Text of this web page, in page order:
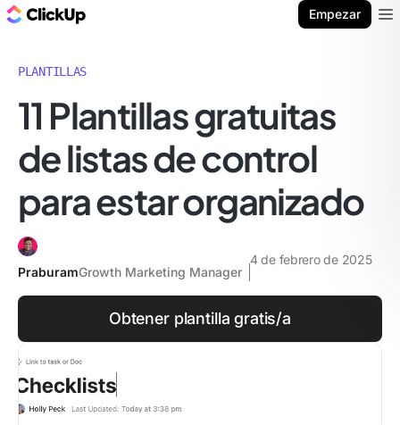
Empezar
PLANTILLAS
11 Plantillas gratuitas
de listas de control
para estar organizado
PraburamGrowth Marketing Manager
4 de febrero de 2025
Obtener plantilla gratis/a